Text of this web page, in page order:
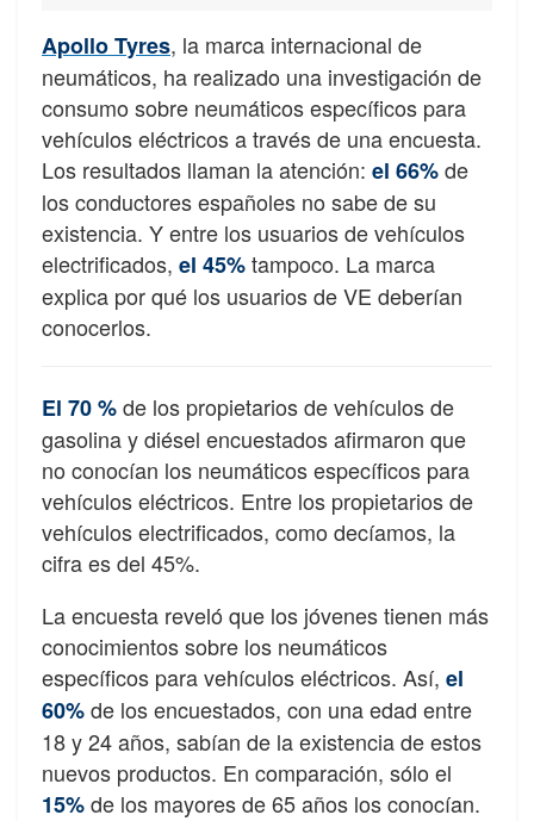
Apollo Tyres, la marca internacional de
neumáticos, ha realizado una investigación de
consumo sobre neumáticos específicos para
vehículos eléctricos a través de una encuesta.
Los resultados llaman la atención: el 66%de
los conductores españoles no sabe de su
existencia. Y entre los usuarios de vehículos
electrificados, el 45%tampoco. La marca
explica por qué los usuarios de VE deberían
conocerlos.
El 70 %de los propietarios de vehículos de
gasolina y diésel encuestados afirmaron que
no conocían los neumáticos específicos para
vehículos eléctricos. Entre los propietarios de
vehículos electrificados, como decíamos, la
cifra es del 45%.
La encuesta reveló que los jóvenes tienen más
conocimientos sobre los neumáticos
específicos para vehículos eléctricos. Así, el
60%de los encuestados, con una edad entre
18 y 24 años, sabían de la existencia de estos
nuevos productos. En comparación, sólo el
15%de los mayores de 65 años los conocían.